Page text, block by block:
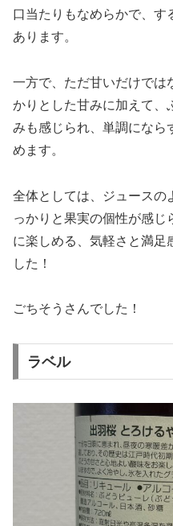
口当たりもなめらかで、す
あります。
一方で、ただ甘いだけでは
かりとした甘みに加えて、
みも感じられ、単調になら
めます。
全体としては、ジュースの
っかりと果実の個性が感
に楽しめる、気軽さと満足
した！
ごちそうさんでした！
ラベル